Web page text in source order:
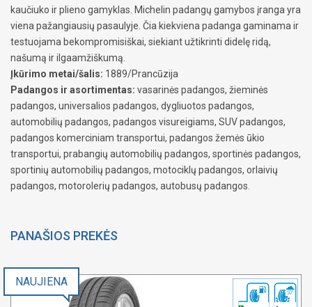
kaučiuko ir plieno gamyklas. Michelin padangų gamybos įranga yra
viena pažangiausių pasaulyje. Čia kiekviena padanga gaminama ir
testuojama bekompromisiškai, siekiant užtikrinti didelę ridą,
našumą ir ilgaamžiškumą.
Įkūrimo metai/šalis: 1889/Prancūzija
Padangos ir asortimentas: vasarinės padangos, žieminės
padangos, universalios padangos, dygliuotos padangos,
automobilių padangos, padangos visureigiams, SUV padangos,
padangos komerciniam transportui, padangos žemės ūkio
transportui, prabangių automobilių padangos, sportinės padangos,
sportinių automobilių padangos, motociklų padangos, orlaivių
padangos, motorolerių padangos, autobusų padangos.
PANAŠIOS PREKĖS
NAUJIENA